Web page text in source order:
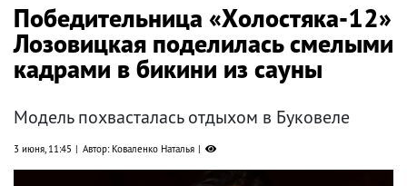
Победительница «Холостяка-12»
Лозовицкая поделилась смелыми
кадрами в бикини из сауны
Модель похвасталась отдыхом в Буковеле
3 июня, 11:45 Автор: Коваленко Наталья